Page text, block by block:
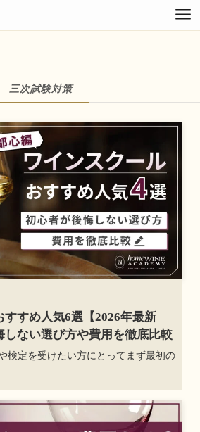
– 三次試験対策 –
すすめ人気6選【2026年最新
しない選び方や費用を徹底比較
検定を受けたい方にとってまず最初の